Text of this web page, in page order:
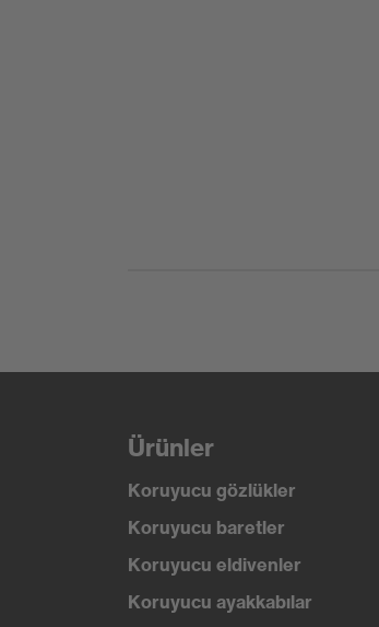
Ürünler
Koruyucu gözlükler
Koruyucu baretler
Koruyucu eldivenler
Koruyucu ayakkabılar